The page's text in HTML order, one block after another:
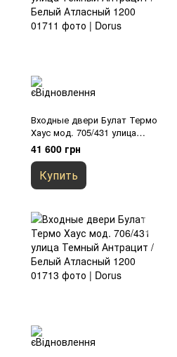
Входные двери Булат Термо
Хаус мод. 705/431 улица
Темный Антрацит / Белый
Атласный 1200
41 600 грн
Купить